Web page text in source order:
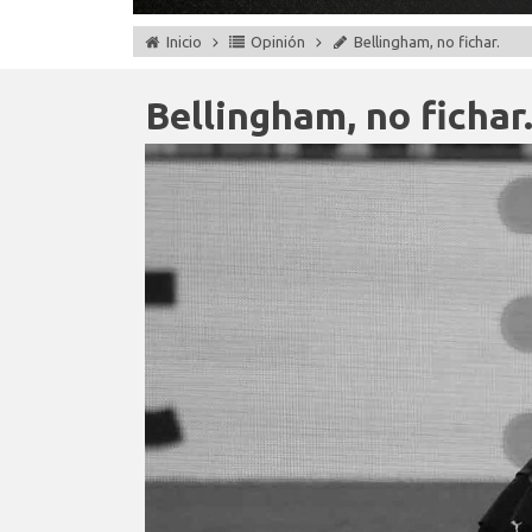
Inicio Opinión Bellingham, no fichar.
Bellingham, no fichar.